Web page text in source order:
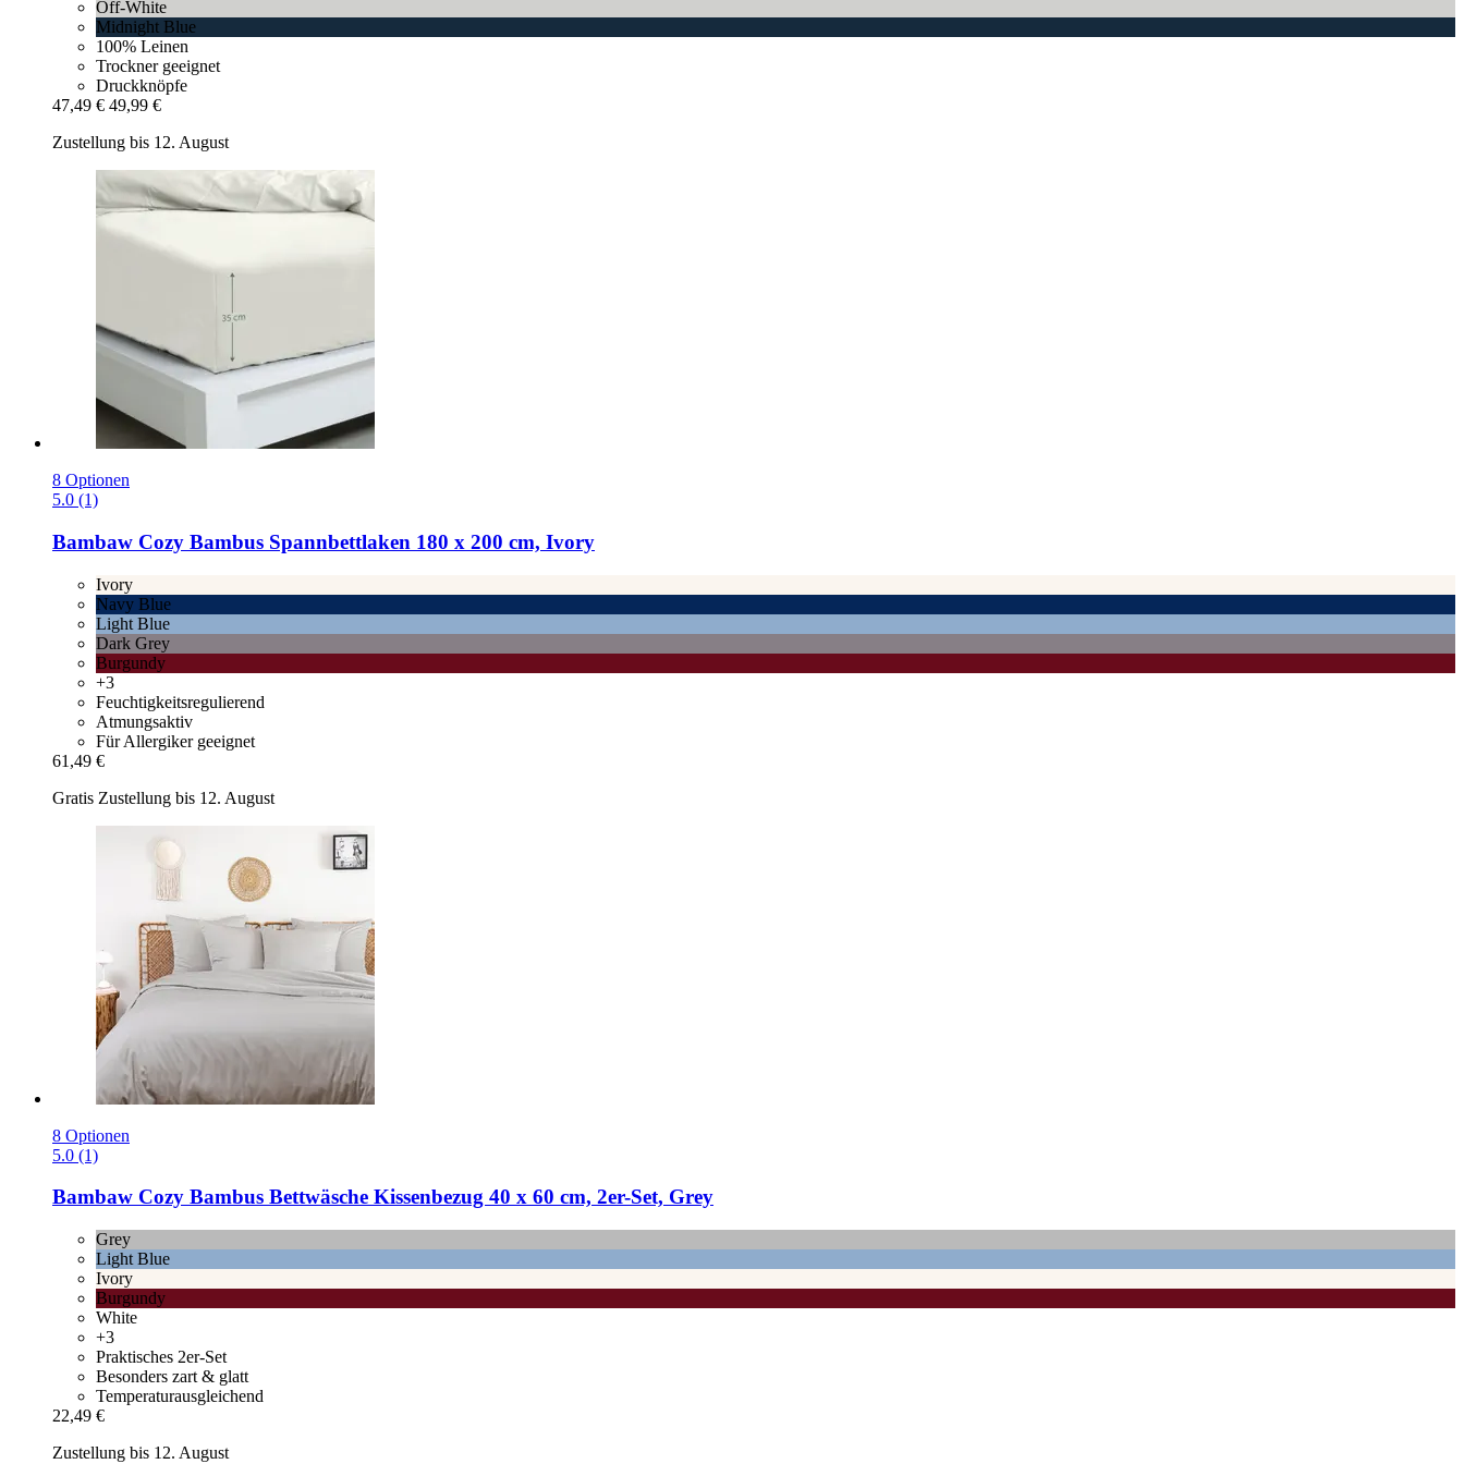
Off-White
Midnight Blue
100% Leinen
Trockner geeignet
Druckknöpfe
47,49 € 49,99 €
Zustellung bis 12. August
8 Optionen
5.0 (1)
Bambaw Cozy Bambus Spannbettlaken 180 x 200 cm, Ivory
Ivory
Navy Blue
Light Blue
Dark Grey
Burgundy
+3
Feuchtigkeitsregulierend
Atmungsaktiv
Für Allergiker geeignet
61,49 €
Gratis Zustellung bis 12. August
8 Optionen
5.0 (1)
Bambaw Cozy Bambus Bettwäsche Kissenbezug 40 x 60 cm, 2er-​Set, Grey
Grey
Light Blue
Ivory
Burgundy
White
+3
Praktisches 2er-Set
Besonders zart & glatt
Temperaturausgleichend
22,49 €
Zustellung bis 12. August